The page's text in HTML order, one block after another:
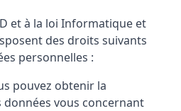
et à la loi Informatique et
des droits suivants
personnelles :
pouvez obtenir la
vous concernant